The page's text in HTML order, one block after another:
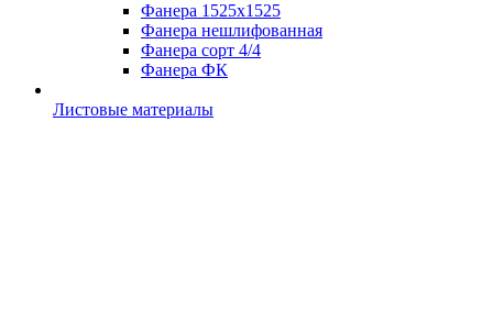
Фанера 1525х1525
Фанера нешлифованная
Фанера сорт 4/4
Фанера ФК
Листовые материалы